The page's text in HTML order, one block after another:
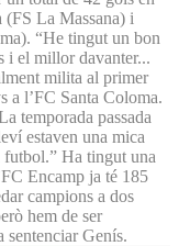
(FS La Massana) i
“He tingut un bon
i el millor davanter...
milita al primer
a l’FC Santa Coloma.
temporada passada
estaven una mica
futbol.” Ha tingut una
Encamp ja té 185
campions a dos
hem de ser
sentenciar Genís.